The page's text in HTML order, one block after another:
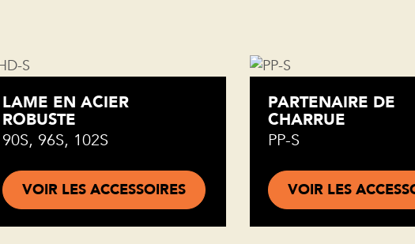
LAME EN ACIER
ROBUSTE
90S, 96S, 102S
VOIR LES ACCESSOIRES
PARTENAIRE DE
CHARRUE
PP-S
VOIR LES